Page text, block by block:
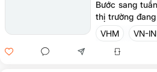
Bước sang
thị trường
chỉnh rõ nét
(VIC, VHM,
và bị chốt lời.
VHM VN-